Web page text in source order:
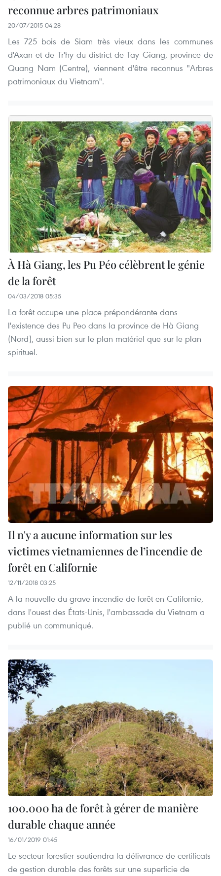
reconnue arbres patrimoniaux
20/07/2015 04:28
Les 725 bois de Siam très vieux dans les communes
d'Axan et de Tr'hy du district de Tay Giang, province de
Quang Nam (Centre), viennent d'être reconnus "Arbres
patrimoniaux du Vietnam".
À Hà Giang, les Pu Péo célèbrent le génie
de la forêt
04/03/2018 05:35
La forêt occupe une place prépondérante dans
l'existence des Pu Peo dans la province de Hà Giang
(Nord), aussi bien sur le plan matériel que sur le plan
spirituel.
Il n'y a aucune information sur les
victimes vietnamiennes de l’incendie de
forêt en Californie
12/11/2018 03:25
A la nouvelle du grave incendie de forêt en Californie,
dans l'ouest des États-Unis, l'ambassade du Vietnam a
publié un communiqué.
100.000 ha de forêt à gérer de manière
durable chaque année
16/01/2019 01:45
Le secteur forestier soutiendra la délivrance de certificats
de gestion durable des forêts sur une superficie de